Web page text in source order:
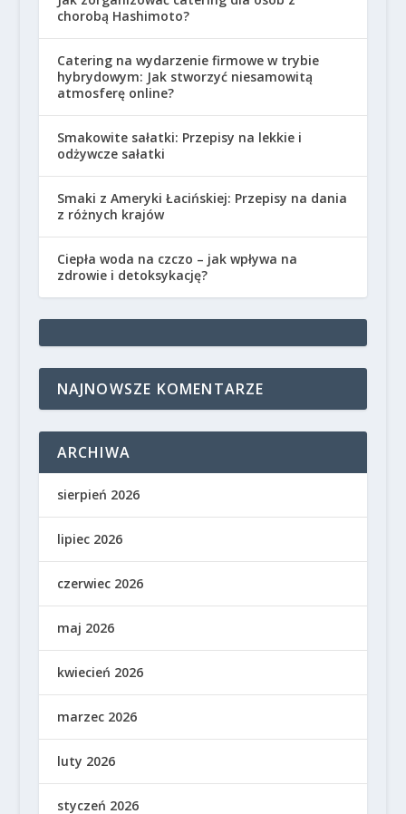
chorobą Hashimoto?
Catering na wydarzenie firmowe w trybie
hybrydowym: Jak stworzyć niesamowitą
atmosferę online?
Smakowite sałatki: Przepisy na lekkie i
odżywcze sałatki
Smaki z Ameryki Łacińskiej: Przepisy na dania
z różnych krajów
Ciepła woda na czczo – jak wpływa na
zdrowie i detoksykację?
NAJNOWSZE KOMENTARZE
ARCHIWA
sierpień 2026
lipiec 2026
czerwiec 2026
maj 2026
kwiecień 2026
marzec 2026
luty 2026
styczeń 2026